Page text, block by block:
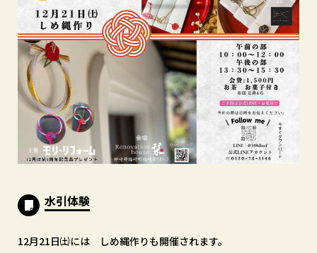
水引体験
12月21日㈯には しめ縄作りも開催されます。